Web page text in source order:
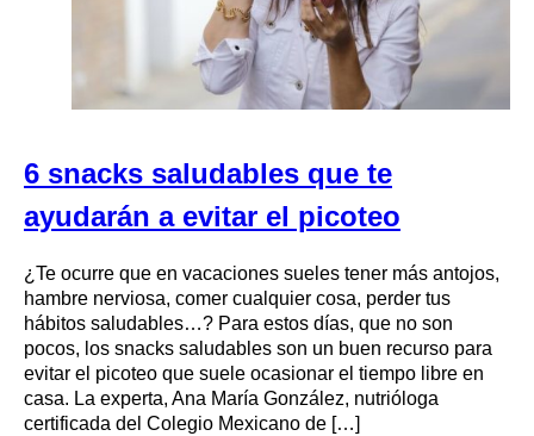
6 snacks saludables que te
ayudarán a evitar el picoteo
¿Te ocurre que en vacaciones sueles tener más antojos,
hambre nerviosa, comer cualquier cosa, perder tus
hábitos saludables…? Para estos días, que no son
pocos, los snacks saludables son un buen recurso para
evitar el picoteo que suele ocasionar el tiempo libre en
casa. La experta, Ana María González, nutrióloga
certificada del Colegio Mexicano de […]